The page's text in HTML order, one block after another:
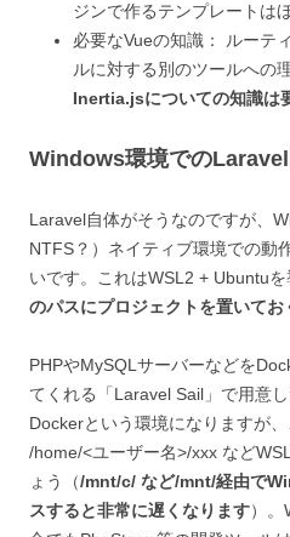
ジンで作るテンプレートは
必要なVueの知識： ルーテ
ルに対する別のツールへの
Inertia.jsについての知識は
Windows環境での
Laravel自体がそうなのですが、
NTFS？）ネイティブ環境での動
いです。これはWSL2 + Ubuntu
のパスにプロジェクトを置いてお
PHPやMySQLサーバーなどを
てくれる「Laravel Sail」で用意
Dockerという環境になりますが
/home/<ユーザー名>/xxx など
ょう（/mnt/c/ など/mnt/経由で
スすると非常に遅くなります）。